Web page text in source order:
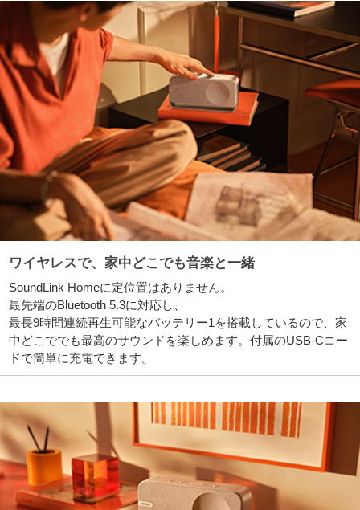
ワイヤレスで、家中どこでも音楽と一緒
SoundLink Homeに定位置はありません。
最先端のBluetooth 5.3に対応し、
最長9時間連続再生可能なバッテリー1を搭載しているので、家
中どこででも最高のサウンドを楽しめます。付属のUSB-Cコー
ドで簡単に充電できます。